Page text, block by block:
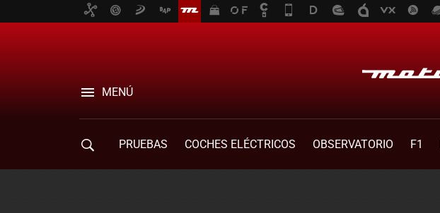
MENÚ
PRUEBAS COCHES ELÉCTRICOS OBSERVATORIO F1